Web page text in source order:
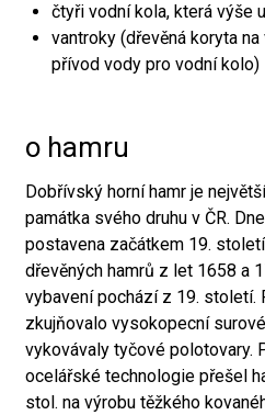
čtyři vodní kola, která výše
vantroky (dřevěná koryta
přívod vody pro vodní kolo)
o hamru
Dobřívský horní hamr je
památka svého druhu v ČR.
postavena začátkem 19.
dřevěných hamrů z let 1658 a
vybavení pochází z 19. století.
zkujňovalo vysokopecní
vykovávaly tyčové polotovary.
ocelářské technologie přešel
stol. na výrobu těžkého